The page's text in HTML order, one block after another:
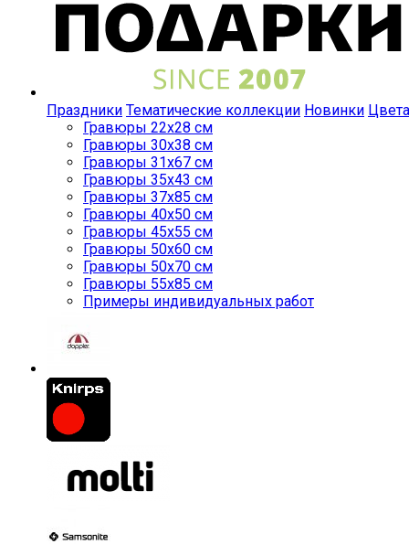
Праздники Тематические коллекции Новинки Цвета
Гравюры 22x28 см
Гравюры 30x38 см
Гравюры 31x67 см
Гравюры 35x43 см
Гравюры 37x85 см
Гравюры 40x50 см
Гравюры 45x55 см
Гравюры 50x60 см
Гравюры 50x70 см
Гравюры 55x85 см
Примеры индивидуальных работ